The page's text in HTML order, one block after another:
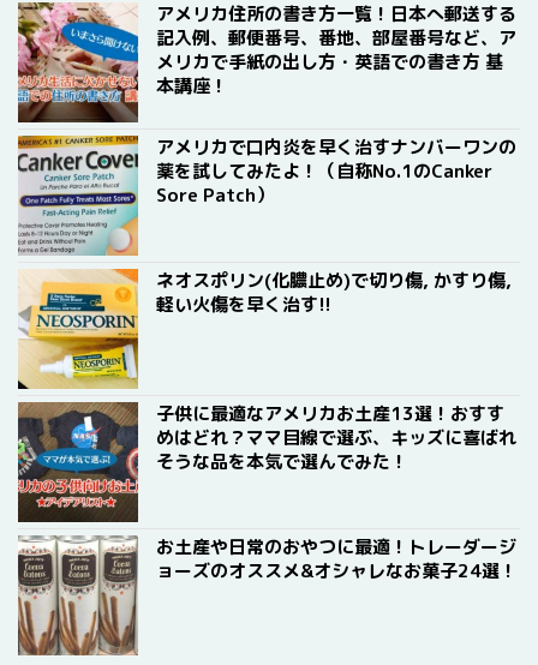
アメリカ住所の書き方一覧！日本へ郵送する
記入例、郵便番号、番地、部屋番号など、ア
メリカで手紙の出し方・英語での書き方 基
本講座！
アメリカで口内炎を早く治すナンバーワンの
薬を試してみたよ！（自称No.1のCanker
Sore Patch）
ネオスポリン(化膿止め)で切り傷, かすり傷,
軽い火傷を早く治す!!
子供に最適なアメリカお土産13選！おすす
めはどれ？ママ目線で選ぶ、キッズに喜ばれ
そうな品を本気で選んでみた！
お土産や日常のおやつに最適！トレーダージ
ョーズのオススメ&オシャレなお菓子24選！